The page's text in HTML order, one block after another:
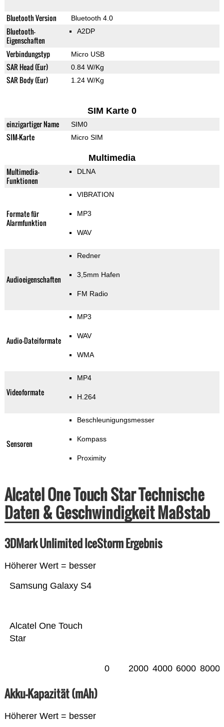
Bluetooth Version Bluetooth 4.0
Bluetooth-
Eigenschaften
A2DP
Verbindungstyp Micro USB
SAR Head (Eur) 0.84 W/Kg
SAR Body (Eur) 1.24 W/Kg
SIM Karte 0
einzigartiger Name SIM0
SIM-Karte Micro SIM
Multimedia
Multimedia-
Funktionen
DLNA
Formate für
Alarmfunktion
VIBRATION
MP3
WAV
Audioeigenschaften
Redner
3,5mm Hafen
FM Radio
Audio-Dateiformate
MP3
WAV
WMA
Videoformate
MP4
H.264
Sensoren
Beschleunigungsmesser
Kompass
Proximity
Alcatel One Touch Star Technische
Daten & Geschwindigkeit Maßstab
3DMark Unlimited IceStorm Ergebnis
Höherer Wert = besser
Alcatel One Touch
Star
Samsung Galaxy S4
0 2000 4000 6000 8000
Akku-Kapazität (mAh)
Höherer Wert = besser